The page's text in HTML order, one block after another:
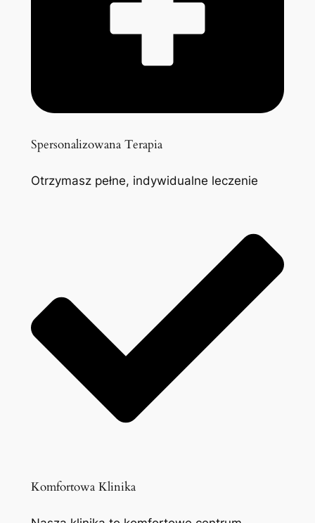
Spersonalizowana Terapia
Otrzymasz pełne, indywidualne leczenie
Komfortowa Klinika